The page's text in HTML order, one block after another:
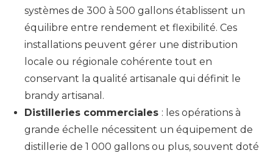
systèmes de 300 à 500 gallons établissent un
équilibre entre rendement et flexibilité. Ces
installations peuvent gérer une distribution
locale ou régionale cohérente tout en
conservant la qualité artisanale qui définit le
brandy artisanal.
Distilleries commerciales : les opérations à
grande échelle nécessitent un équipement de
distillerie de 1 000 gallons ou plus, souvent doté